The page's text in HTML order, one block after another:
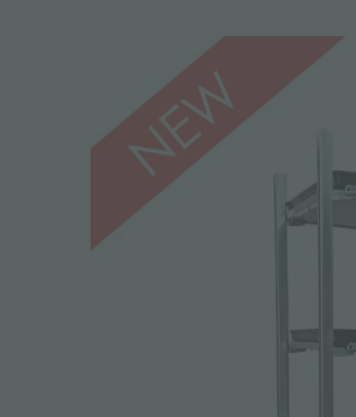
БОЛЬШЕ РЕЗУЛЬТАТОВ ДЛЯ ВАС: